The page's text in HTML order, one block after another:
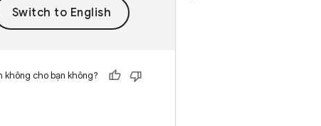
cho bạn không?